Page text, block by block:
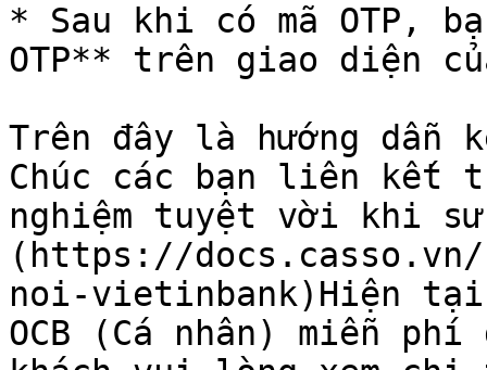
* Sau khi có mã OTP,
OTP** trên giao diện
Trên đây là hướng dẫn
Chúc các bạn liên kết
nghiệm tuyệt vời khi
(https://
noi-vietinbank)Hiện tại
OCB (Cá nhân) miễn